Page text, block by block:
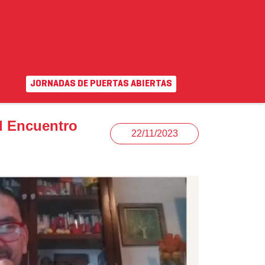
Campus virtual EN|VA
JORNADAS DE PUERTAS ABIERTAS
Organizacional
Encuentro
22/11/2023